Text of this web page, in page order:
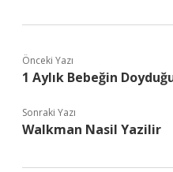
Önceki Yazı
1 Aylık Bebeğin
Sonraki Yazı
Walkman Nasil Yazilir